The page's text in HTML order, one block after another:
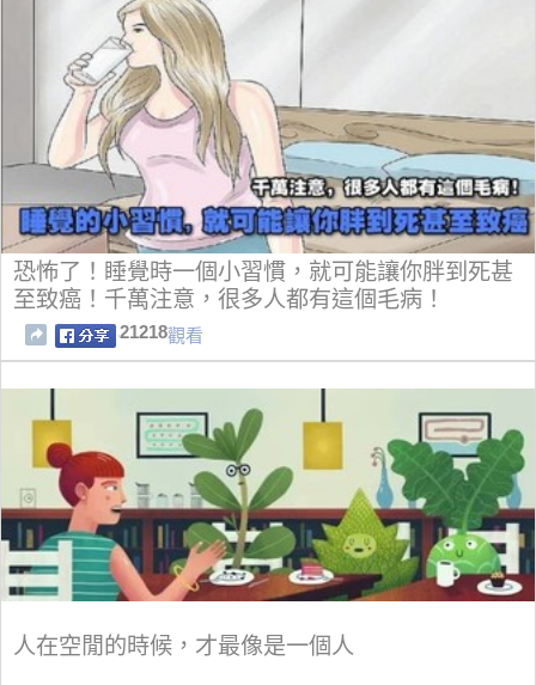
恐怖了！睡覺時一個小習慣，就可能讓你胖到死甚
至致癌！千萬注意，很多人都有這個毛病！
21218觀看
人在空閒的時候，才最像是一個人